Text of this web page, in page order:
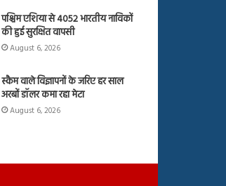
पश्चिम एशिया से 4052 भारतीय नाविकों
की हुई सुरक्षित वापसी
August 6, 2026
स्कैम वाले विज्ञापनों के जरिए हर साल
अरबों डॉलर कमा रहा मेटा
August 6, 2026